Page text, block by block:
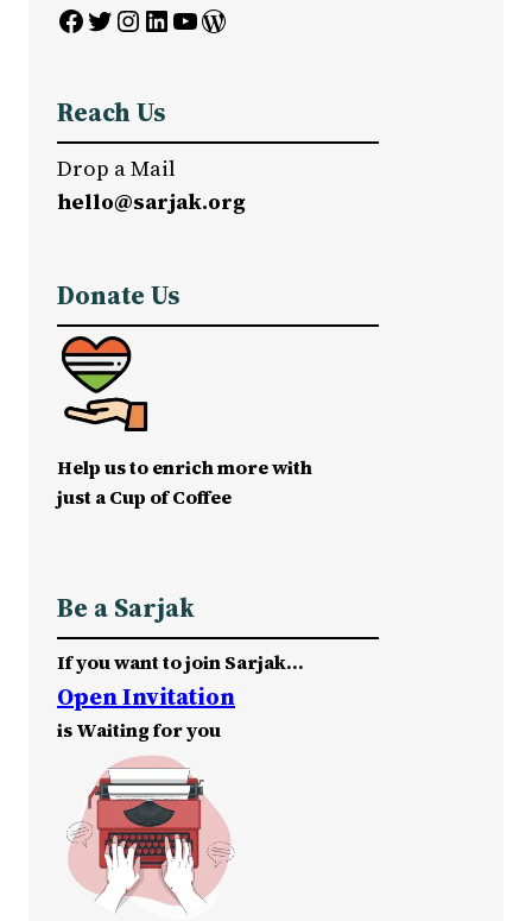
Facebook Twitter InstagramLinkedIn YouTube WordPress
Reach Us
Drop a Mail
hello@sarjak.org
Donate Us
Help us to enrich more with
just a Cup of Coffee
Be a Sarjak
If you want to join Sarjak…
Open Invitation
is Waiting for you